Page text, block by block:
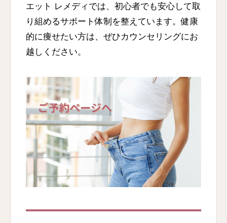
エット レメディでは、初心者でも安心して取
り組めるサポート体制を整えています。健康
的に痩せたい方は、ぜひカウンセリングにお
越しください。